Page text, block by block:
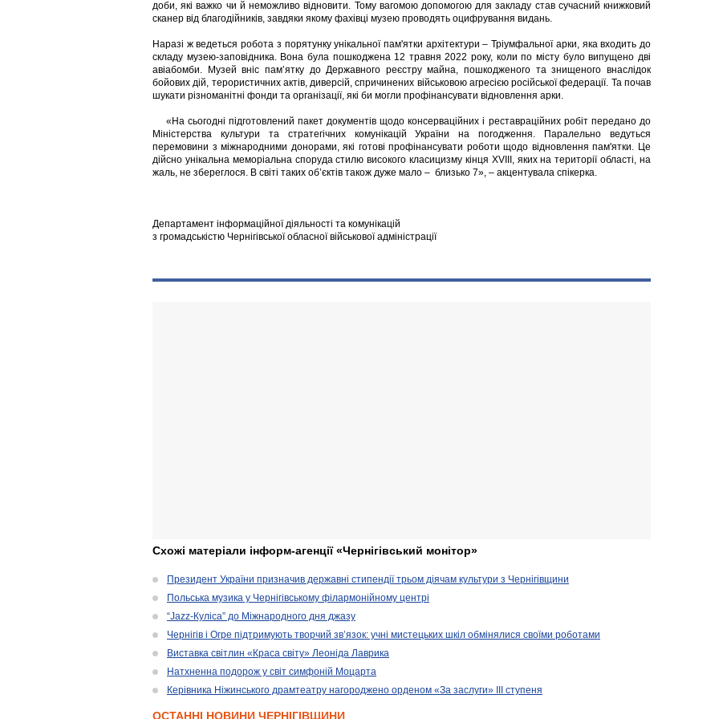
доби, які важко чи й неможливо відновити. Тому вагомою допомогою для закладу став сучасний книжковий
сканер від благодійників, завдяки якому фахівці музею проводять оцифрування видань.
Наразі ж ведеться робота з порятунку унікальної пам'ятки архітектури – Тріумфальної арки, яка входить до
складу музею-заповідника. Вона була пошкоджена 12 травня 2022 року, коли по місту було випущено дві
авіабомби. Музей вніс пам’ятку до Державного реєстру майна, пошкодженого та знищеного внаслідок
бойових дій, терористичних актів, диверсій, спричинених військовою агресією російської федерації. Та почав
шукати різноманітні фонди та організації, які би могли профінансувати відновлення арки.
«На сьогодні підготовлений пакет документів щодо консерваційних і реставраційних робіт передано до
Міністерства культури та стратегічних комунікацій України на погодження. Паралельно ведуться
перемовини з міжнародними донорами, які готові профінансувати роботи щодо відновлення пам'ятки. Це
дійсно унікальна меморіальна споруда стилю високого класицизму кінця XVIII, яких на території області, на
жаль, не збереглося. В світі таких об’єктів також дуже мало – близько 7», – акцентувала спікерка.
Департамент інформаційної діяльності та комунікацій
з громадськістю Чернігівської обласної військової адміністрації
Схожі матеріали інформ-агенції «Чернігівський монітор»
Президент України призначив державні стипендії трьом діячам культури з Чернігівщини
Польська музика у Чернігівському філармонійному центрі
“Jazz-Куліса” до Міжнародного дня джазу
Чернігів і Огре підтримують творчий зв’язок: учні мистецьких шкіл обмінялися своїми роботами
Виставка світлин «Краса світу» Леоніда Лаврика
Натхненна подорож у світ симфоній Моцарта
Керівника Ніжинського драмтеатру нагороджено орденом «За заслуги» ІІІ ступеня
ОСТАННІ НОВИНИ ЧЕРНІГІВЩИНИ